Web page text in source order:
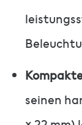
seinen